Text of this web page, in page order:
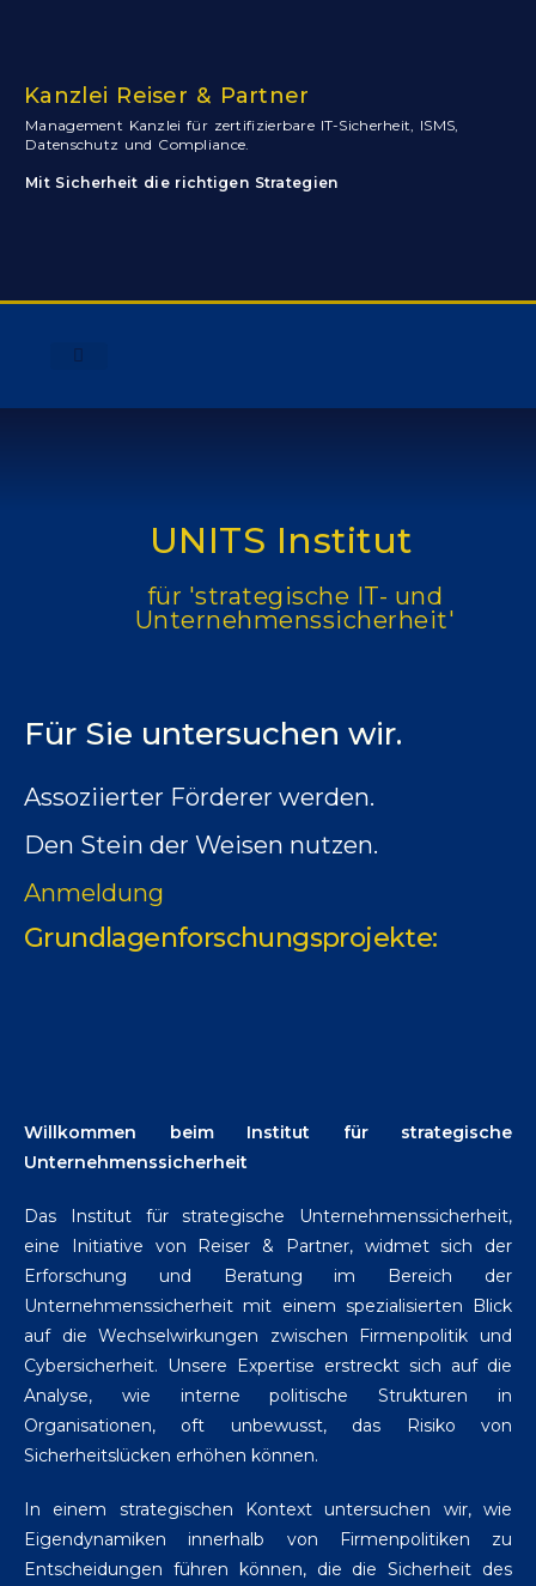
Kanzlei Reiser & Partner
Management Kanzlei für zertifizierbare IT-Sicherheit, ISMS,
Datenschutz und Compliance.
Mit Sicherheit die richtigen Strategien
UNITS Institut
für 'strategische IT- und
Unternehmenssicherheit'
Für Sie untersuchen wir.
Assoziierter Förderer werden.
Den Stein der Weisen nutzen.
Anmeldung
Grundlagenforschungsprojekte:
Willkommen beim Institut für strategische
Unternehmenssicherheit
Das Institut für strategische Unternehmenssicherheit,
eine Initiative von Reiser & Partner, widmet sich der
Erforschung und Beratung im Bereich der
Unternehmenssicherheit mit einem spezialisierten Blick
auf die Wechselwirkungen zwischen Firmenpolitik und
Cybersicherheit. Unsere Expertise erstreckt sich auf die
Analyse, wie interne politische Strukturen in
Organisationen, oft unbewusst, das Risiko von
Sicherheitslücken erhöhen können.
In einem strategischen Kontext untersuchen wir, wie
Eigendynamiken innerhalb von Firmenpolitiken zu
Entscheidungen führen können, die die Sicherheit des